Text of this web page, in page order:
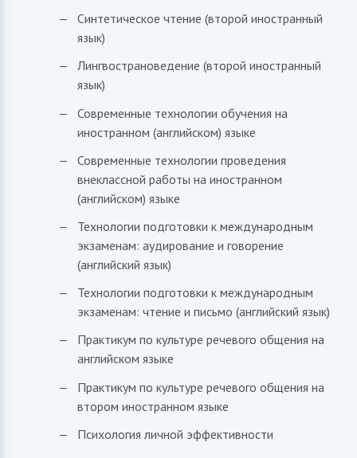
Синтетическое чтение (второй иностранный
язык)
Лингвострановедение (второй иностранный
язык)
Современные технологии обучения на
иностранном (английском) языке
Современные технологии проведения
внеклассной работы на иностранном
(английском) языке
Технологии подготовки к международным
экзаменам: аудирование и говорение
(английский язык)
Технологии подготовки к международным
экзаменам: чтение и письмо (английский язык)
Практикум по культуре речевого общения на
английском языке
Практикум по культуре речевого общения на
втором иностранном языке
Психология личной эффективности